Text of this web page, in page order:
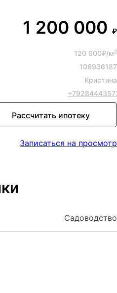
1 200 000 ₽
120 000₽/м2
106936187
Кристина
Рассчитать ипотеку
Записаться на просмотр
Садоводство